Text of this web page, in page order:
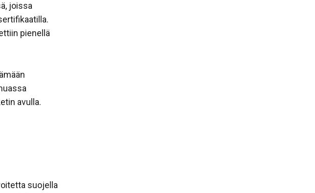
joissa
pienellä
avulla.
suojella